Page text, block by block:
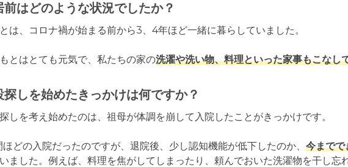
前はどのような状況でしたか？
は、コロナ禍が始まる前から3、4年ほど一緒に暮らしていました。
とはとても元気で、私たちの家の洗濯や洗い物、料理といった家事もこなし
探しを始めたきっかけは何ですか？
しを考え始めたのは、祖母が体調を崩して入院したことがきっかけです。
ほどの入院だったのですが、退院後、少し認知機能が低下したのか、 今までで
ました。例えば、料理を焦がしてしまったり、頼んでおいた洗濯物を干し忘